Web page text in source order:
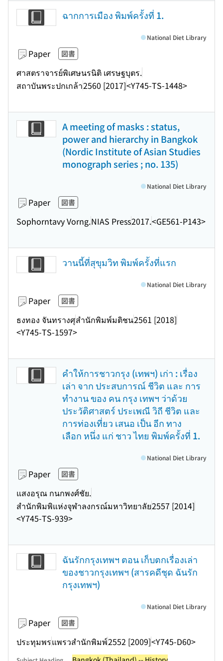
ฉากการเมือง พิมพ์ครั้งที่ 1.
Paper 図書
ศาสตราจารย์พิเศษนรนิติ เศรษฐบุตร.
สถาบันพระปกเกล้า2560 [2017]<Y745-TS-1448>
National Diet Library
A meeting of masks : status,
power and hierarchy in Bangkok
(Nordic Institute of Asian Studies
monograph series ; no. 135)
Paper 図書
Sophorntavy Vorng.NIAS Press2017.<GE561-P143>
National Diet Library
วานนี้ที่สุขุมวิท พิมพ์ครั้งที่แรก
Paper 図書
ธงทอง จันทรางศุสำนักพิมพ์มติชน2561 [2018]
<Y745-TS-1597>
National Diet Library
คำให้การชาวกรุง (เทพฯ) เก่า : เรื่อง
เล่า จาก ประสบการณ์ ชีวิต และ การ
ทำงาน ของ คน กรุง เทพฯ ว่าด้วย
ประวัติศาสตร์ ประเพณี วิถี ชีวิต และ
การท่องเที่ยว เสนอ เป็น อีก ทาง
เลือก หนึ่ง แก่ ชาว ไทย พิมพ์ครั้งที่ 1.
Paper 図書
แสงอรุณ กนกพงศ์ชัย.
สำนักพิมพิแห่งจุฬาลงกรณ์มหาวิทยาลัย2557 [2014]
<Y745-TS-939>
National Diet Library
ฉันรักกรุงเทพฯ ตอน เก็บตกเรื่องเล่า
ของชาวกรุงเทพฯ (สารคดีชุด ฉันรัก
กรุงเทพฯ)
Paper 図書
ประทุมพรแพรวสำนักพิมพ์2552 [2009]<Y745-D60>
National Diet Library